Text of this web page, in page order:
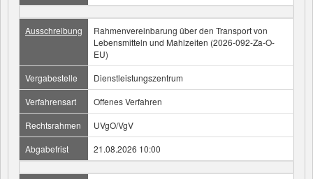
Ausschreibung
Rahmenvereinbarung über den Transport von
Lebensmitteln und Mahlzeiten (2026-092-Za-O-
EU)
Vergabestelle
Dienstleistungszentrum
Verfahrensart
Offenes Verfahren
Rechtsrahmen
UVgO/VgV
Abgabefrist
21.08.2026 10:00